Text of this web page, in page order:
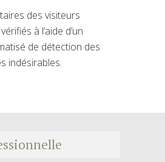
des visiteurs
à l’aide d’un
de détection des
indésirables.